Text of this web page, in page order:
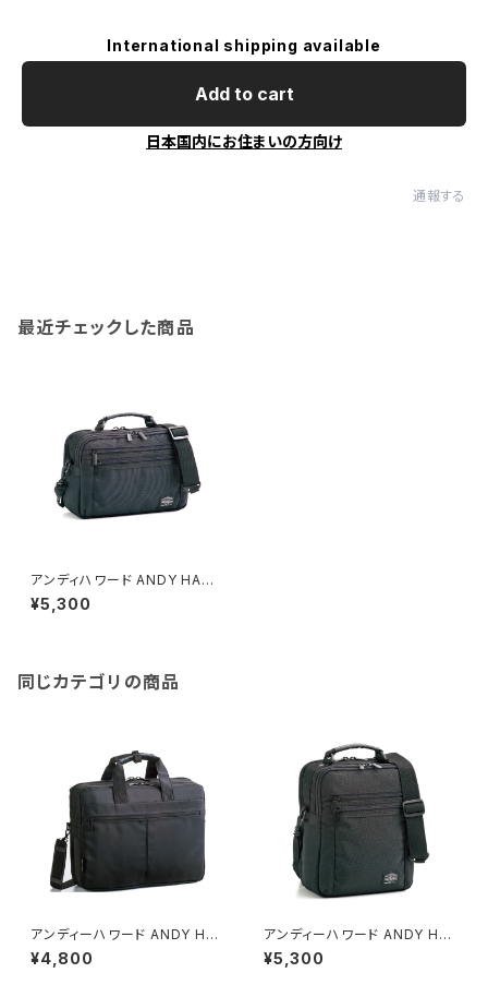
International shipping available
Add to cart
日本国内にお住まいの方向け
通報する
最近チェックした商品
アンディハワード ANDY HAWA
RD 太番手 ショルダーバッグ メ
ンズ 33626-1H ブラック ブラッ
¥5,300
同じカテゴリの商品
アンディーハワード ANDY HA
WARD ビジカジバッグ メンズ 2
6525 ブラック ブラック
¥4,800
アンディーハワード ANDY HA
WARD 太番手 ショルダーバッグ
メンズ 33628 ブラック ブラック
¥5,300